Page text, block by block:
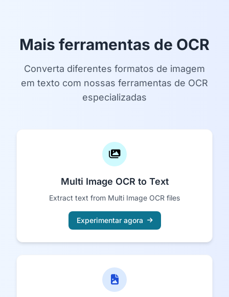
Mais ferramentas de OCR
Converta diferentes formatos de imagem
em texto com nossas ferramentas de OCR
especializadas
Multi Image OCR to Text
Extract text from Multi Image OCR files
Experimentar agora